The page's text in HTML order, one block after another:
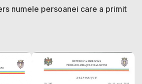
numele persoanei care a primit